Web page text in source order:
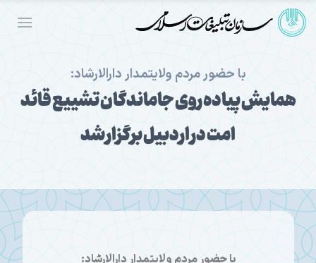
با حضور مردم ولایتمدار دارالارشاد:
همایش پیاده روی جاماندگان تشییع قائد
امت در اردبیل برگزار شد
با حضور مردم ولایتمدار دارالارشاد: